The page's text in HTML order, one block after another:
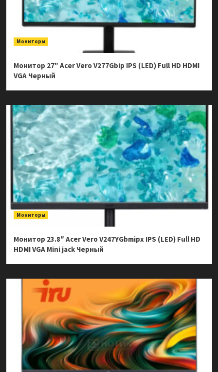
Мониторы
Монитор 27″ Acer Vero V277Gbip IPS (LED) Full HD HDMI
VGA Черный
Мониторы
Монитор 23.8″ Acer Vero V247YGbmipx IPS (LED) Full HD
HDMI VGA Mini jack Черный